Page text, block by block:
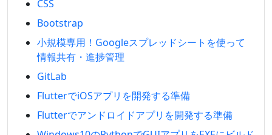
CSS
Bootstrap
小規模専用！Googleスプレッドシートを使って
情報共有・進捗管理
GitLab
FlutterでiOSアプリを開発する準備
Flutterでアンドロイドアプリを開発する準備